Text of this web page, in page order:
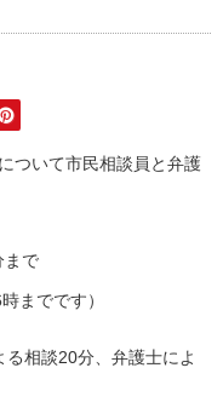
ついて市民相談員と弁護
まで
でです）
相談20分、弁護士によ